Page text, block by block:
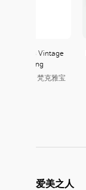
& Arpels Vintage
Ring
& Arpels 梵克雅宝
爱美之人